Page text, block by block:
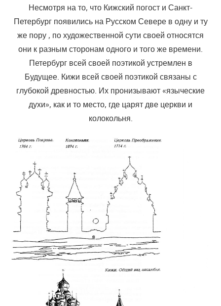
Несмотря на то, что Кижский погост и Санкт-
Петербург появились на Русском Севере в одну и ту
же пору , по художественной сути своей относятся
они к разным сторонам одного и того же времени.
Петербург всей своей поэтикой устремлен в
Будущее. Кижи всей своей поэтикой связаны с
глубокой древностью. Их пронизывают «языческие
духи», как и то место, где царят две церкви и
колокольня.